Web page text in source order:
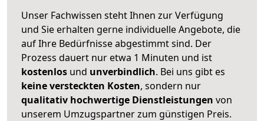
Unser Fachwissen steht Ihnen zur Verfügung
und Sie erhalten gerne individuelle Angebote, die
auf Ihre Bedürfnisse abgestimmt sind. Der
Prozess dauert nur etwa 1 Minuten und ist
kostenlos und unverbindlich. Bei uns gibt es
keine versteckten Kosten, sondern nur
qualitativ hochwertige Dienstleistungen von
unserem Umzugspartner zum günstigen Preis.